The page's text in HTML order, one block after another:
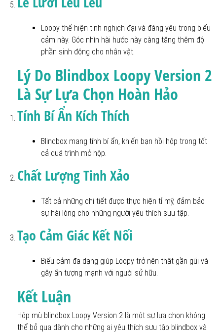
Loopy thể hiện tinh nghịch đại và đáng yêu trong biểu
cảm này. Góc nhìn hài hước này càng tăng thêm độ
phần sinh động cho nhân vật.
Lý Do Blindbox Loopy Version 2
Là Sự Lựa Chọn Hoàn Hảo
Tính Bí Ẩn Kích Thích
Blindbox mang tính bí ẩn, khiến bạn hồi hộp trong tốt
cả quá trình mở hộp.
Chất Lượng Tinh Xảo
Tất cả những chi tiết được thực hiện tỉ mỹ, đảm bảo
sự hài lòng cho những người yêu thích sưu tập.
Tạo Cảm Giác Kết Nối
Biểu cảm đa dạng giúp Loopy trở nên thật gần gũi và
gây ấn tượng mạnh với người sử hữu.
Kết Luận
Hộp mù blindbox Loopy Version 2 là một sự lựa chọn không
thể bỏ qua dành cho những ai yêu thích sưu tập blindbox và